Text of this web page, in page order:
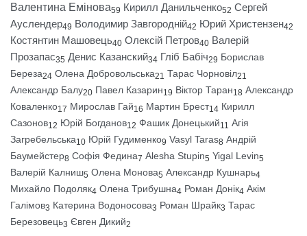
Валентина Емінова59 Кирилл Данильченко52 Сергей
Ауслендер49 Володимир Завгородній42 Юрий Христензен42
Костянтин Машовець40 Олексій Петров40 Валерій
Прозапас35 Денис Казанский34 Гліб Бабіч29 Борислав
Береза24 Олена Добровольська21 Тарас Чорновіл21
Александр Балу20 Павел Казарин19 Віктор Таран18 Александр
Коваленко17 Мирослав Гай16 Мартин Брест14 Кирилл
Сазонов12 Юрій Богданов12 Фашик Донецький11 Агія
Загребельська10 Юрій Гудименко9 Vasyl Taras8 Андрій
Баумейстер8 Софія Федина7 Alesha Stupin5 Yigal Levin5
Валерій Калниш5 Олена Монова5 Александр Кушнарь4
Михайло Подоляк4 Олена Трибушна4 Роман Донік4 Акім
Галімов3 Катерина Водоносова3 Роман Шрайк3 Тарас
Березовець3 Євген Дикий2